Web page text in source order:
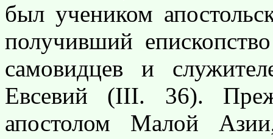
был учеником
получивший
самовидцев и
Евсевий (III. 36).
апостолом Малой